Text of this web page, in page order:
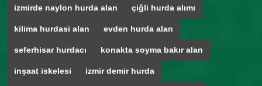
izmirde naylon hurda alan çiğli hurda alımı
kilima hurdasi alan evden hurda alan
seferhisar hurdacı konakta soyma bakır alan
inşaat iskelesi izmir demir hurda